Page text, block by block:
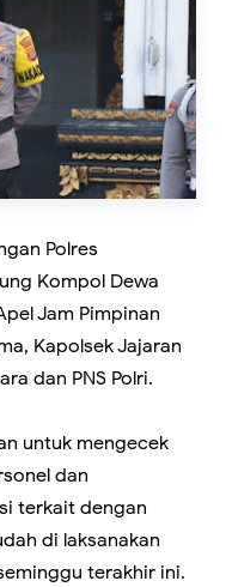
Polres
Kompol Dewa
Jam Pimpinan
Kapolsek Jajaran
dan PNS Polri.
untuk mengecek
dan
terkait dengan
di laksanakan
terakhir ini.